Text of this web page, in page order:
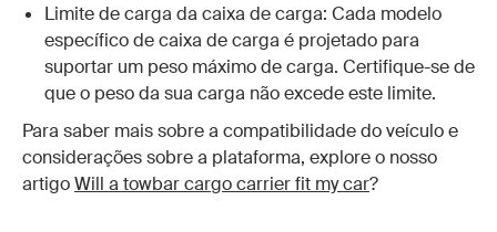
Limite de carga da caixa de carga: Cada modelo
específico de caixa de carga é projetado para
suportar um peso máximo de carga. Certifique-se de
que o peso da sua carga não excede este limite.
Para saber mais sobre a compatibilidade do veículo e
considerações sobre a plataforma, explore o nosso
artigoWill a towbar cargo carrier fit my car?